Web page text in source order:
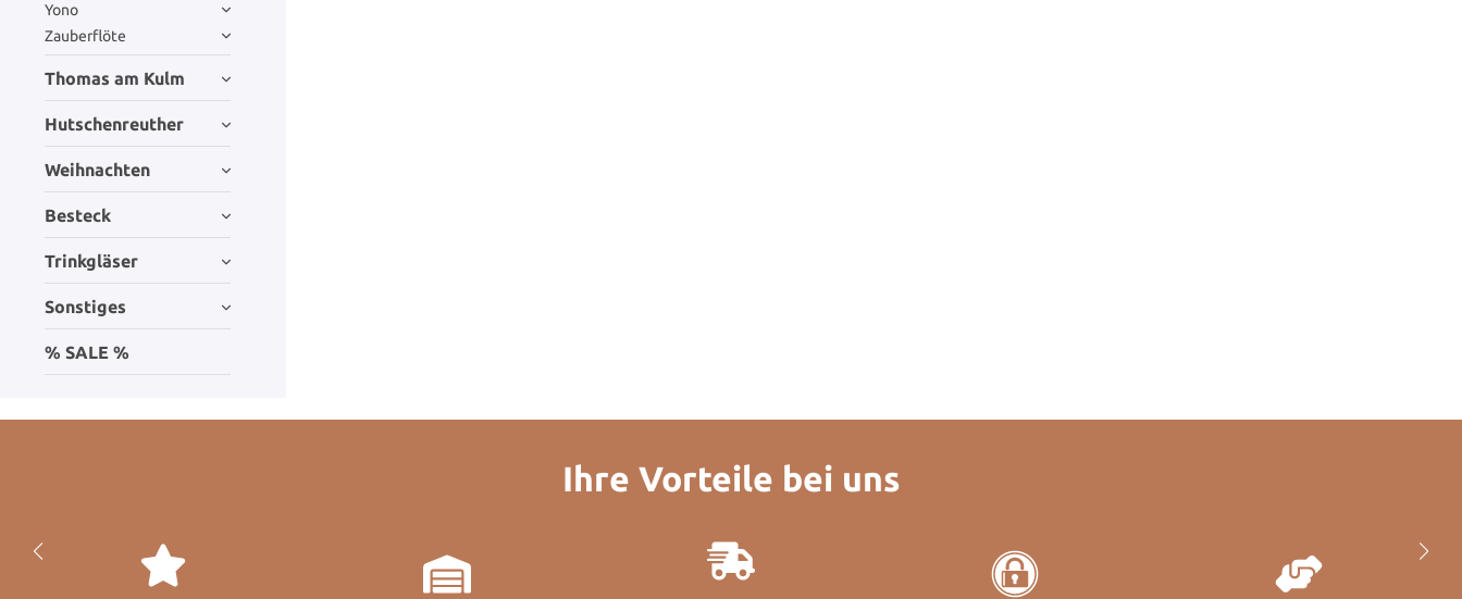
Yono
Zauberflöte
Thomas am Kulm
Hutschenreuther
Weihnachten
Besteck
Trinkgläser
Sonstiges
% SALE %
Ihre Vorteile bei uns